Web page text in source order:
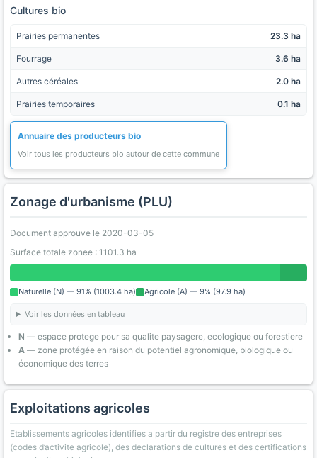
Cultures bio
Prairies permanentes 23.3 ha
Fourrage 3.6 ha
Autres céréales 2.0 ha
Prairies temporaires 0.1 ha
Annuaire des producteurs bio
Voir tous les producteurs bio autour de cette commune
Zonage d'urbanisme (PLU)
Document approuve le 2020-03-05
Surface totale zonee : 1101.3 ha
Naturelle (N) — 91% (1003.4 ha) Agricole (A) — 9% (97.9 ha)
Voir les données en tableau
N — espace protege pour sa qualite paysagere, ecologique ou forestiere
A — zone protégée en raison du potentiel agronomique, biologique ou
économique des terres
Exploitations agricoles
Etablissements agricoles identifies a partir du registre des entreprises
(codes d’activite agricole), des declarations de cultures et des certifications